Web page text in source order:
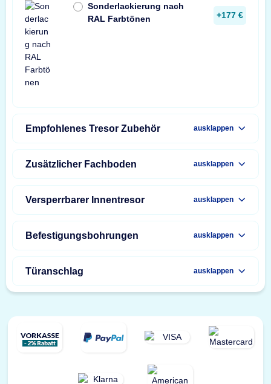
Sonderlackierung nach
RAL Farbtönen
+177 €
Empfohlenes Tresor Zubehör ausklappen
Zusätzlicher Fachboden ausklappen
Versperrbarer Innentresor ausklappen
Befestigungsbohrungen ausklappen
Türanschlag ausklappen